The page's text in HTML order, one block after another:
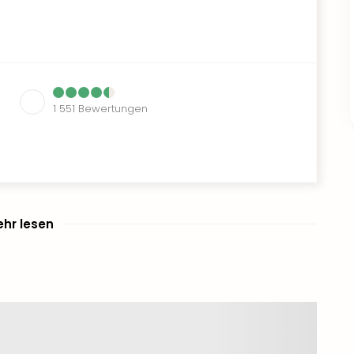
1 551 Bewertungen
lesen